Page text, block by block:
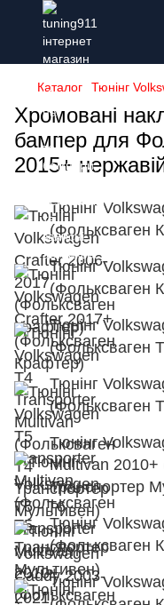
Каталог Тюнінг
Хромовані
бампер для
2015+
Тюнінг
(Фольксваген
Тюнінг
(Фольксваген
Тюнінг
(Фольксваген
Тюнінг
(Фольксваген
Тюнінг
Multivan 2010+
Транспортер
Тюнінг
(Фольксваген
Тюнінг